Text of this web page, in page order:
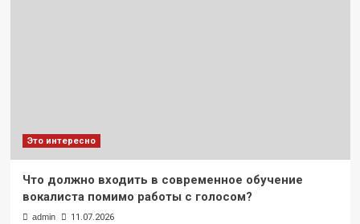
Это интересно
Что должно входить в современное обучение
вокалиста помимо работы с голосом?
admin 11.07.2026